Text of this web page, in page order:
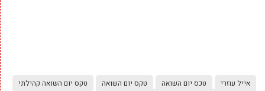
אייל עוזרי טכס יום השואה טקס יום השואה
טקס יום השואה קהילתי